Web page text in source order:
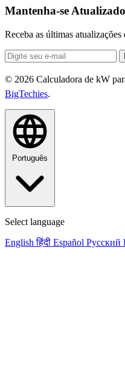
Mantenha-se Atualizado
Receba as últimas
© 2026 Calculadora de kW
BigTechies.
Português
Select language
English हिंदी Español Русский